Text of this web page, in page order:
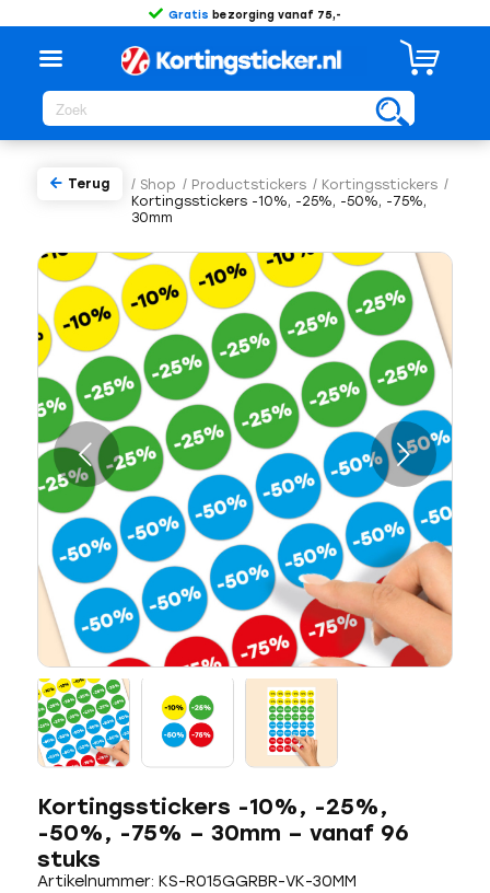
Gratis bezorging vanaf 75,-
/ Shop / Productstickers / Kortingsstickers /
Kortingsstickers -10%, -25%, -50%, -75%,
30mm
Terug
Volgende
Kortingsstickers -10%, -25%,
-50%, -75% – 30mm – vanaf 96
stuks
Artikelnummer: KS-R015GGRBR-VK-30MM